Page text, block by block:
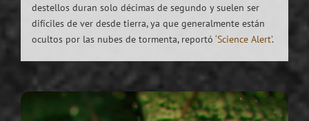
destellos duran solo décimas de segundo y suelen ser
difíciles de ver desde tierra, ya que generalmente están
ocultos por las nubes de tormenta, reportó ‘Science Alert’.